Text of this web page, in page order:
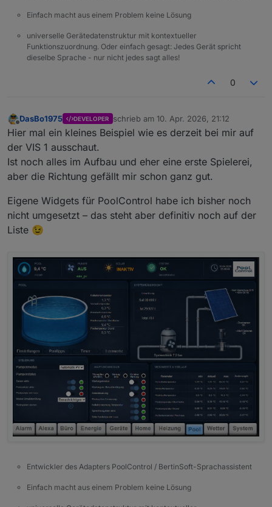
Einfach macht aus einem Problem keine Lösung
universelle Gerätedatenstruktur mit kontextueller
Funktionszuordnung. Oder einfach gesagt: Jedes Gerät spricht
dieselbe Sprache - nur nicht jedes sagt alles!
0
DasBo1975 DEVELOPER schrieb am 10. Apr. 2026, 21:12
zuletzt editiert von
Hier mal ein kleines Beispiel wie es derzeit bei mir auf
der VIS 1 ausschaut.
Ist noch alles im Aufbau und eher eine erste Spielerei,
aber die Richtung gefällt mir schon ganz gut.
Eigene Widgets für PoolControl habe ich bisher noch
nicht umgesetzt – das steht aber definitiv noch auf der
Liste 😉
Entwickler des Adapters PoolControl / BertinSoft-Sprachassistent
Einfach macht aus einem Problem keine Lösung